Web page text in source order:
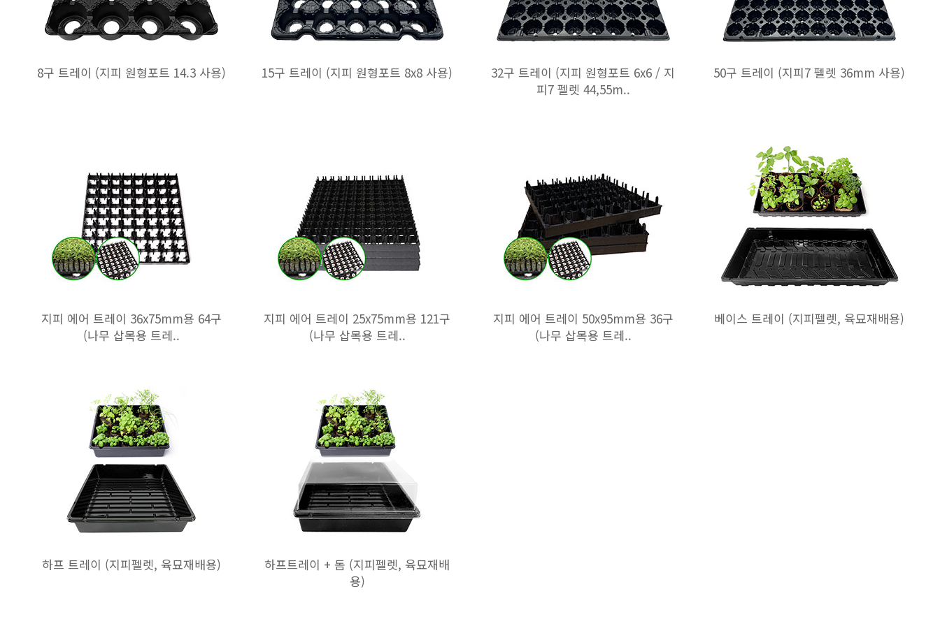
8구 트레이 (지피 원형포트 14.3 사용) 15구 트레이 (지피 원형포트 8x8 사용)
32구 트레이 (지피 원형포트 6x6 / 지
피7 펠렛 44,55m..
50구 트레이 (지피7 펠렛 36mm 사용)
지피 에어 트레이 36x75mm용 64구
(나무 삽목용 트레..
지피 에어 트레이 25x75mm용 121구
(나무 삽목용 트레..
지피 에어 트레이 50x95mm용 36구
(나무 삽목용 트레..
베이스 트레이 (지피펠렛, 육묘재배용)
하프 트레이 (지피펠렛, 육묘재배용)
하프트레이 + 돔 (지피펠렛, 육묘재배
용)